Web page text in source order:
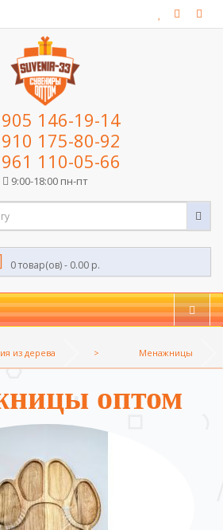
146-19-14
175-80-92
110-05-66
9:00-18:00 пн-пт
0 товар(ов) - 0.00 р.
из дерева Менажницы
оптом